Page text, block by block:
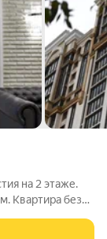
на 2 этаже.
Квартира без
периметру